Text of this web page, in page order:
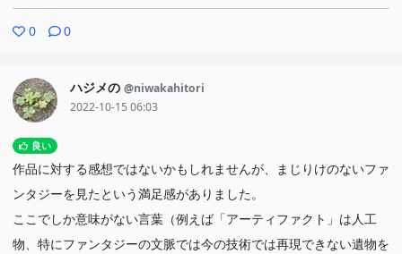
0 0
ハジメの @niwakahitori
2022-10-15 06:03
良い
作品に対する感想ではないかもしれませんが、まじりけのないファ
ンタジーを見たという満足感がありました。
ここでしか意味がない言葉（例えば「アーティファクト」は人工
物、特にファンタジーの文脈では今の技術では再現できない遺物を